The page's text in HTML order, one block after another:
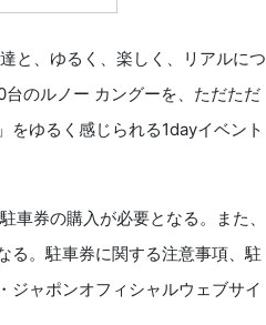
と、ゆるく、楽しく、リアルにつ
のルノー カングーを、ただただ
をゆるく感じられる1dayイベント
券の購入が必要となる。また、
る。駐車券に関する注意事項、駐
ジャポンオフィシャルウェブサイ